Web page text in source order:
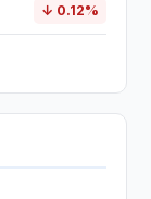
↓ 0.12%